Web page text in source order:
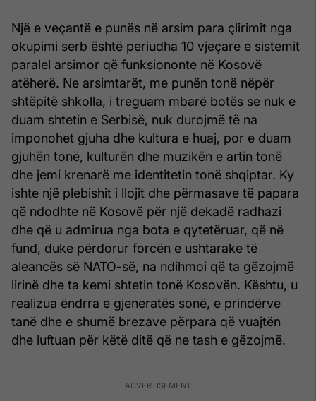
Një e veçantë e punës në arsim para çlirimit nga
okupimi serb është periudha 10 vjeçare e sistemit
paralel arsimor që funksiononte në Kosovë
atëherë. Ne arsimtarët, me punën tonë nëpër
shtëpitë shkolla, i treguam mbarë botës se nuk e
duam shtetin e Serbisë, nuk durojmë të na
imponohet gjuha dhe kultura e huaj, por e duam
gjuhën tonë, kulturën dhe muzikën e artin tonë
dhe jemi krenarë me identitetin tonë shqiptar. Ky
ishte një plebishit i llojit dhe përmasave të papara
që ndodhte në Kosovë për një dekadë radhazi
dhe që u admirua nga bota e qytetëruar, që në
fund, duke përdorur forcën e ushtarake të
aleancës së NATO-së, na ndihmoi që ta gëzojmë
lirinë dhe ta kemi shtetin tonë Kosovën. Kështu, u
realizua ëndrra e gjeneratës sonë, e prindërve
tanë dhe e shumë brezave përpara që vuajtën
dhe luftuan për këtë ditë që ne tash e gëzojmë.